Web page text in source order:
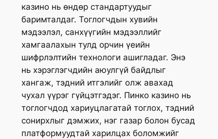
казино нь өндөр стандартуудыг
баримталдаг. Тоглогчдын хувийн
мэдээлэл, санхүүгийн мэдээллийг
хамгаалахын тулд орчин үеийн
шифрлэлтийн технологи ашигладаг. Энэ
нь хэрэглэгчдийн аюулгүй байдлыг
хангаж, тэдний итгэлийг олж авахад
чухал үүрэг гүйцэтгэдэг. Пинко казино нь
тоглогчдод хариуцлагатай тоглох, тэдний
сонирхлыг дэмжих, нэг газар болон бусад
платформуудтай харилцах боломжийг